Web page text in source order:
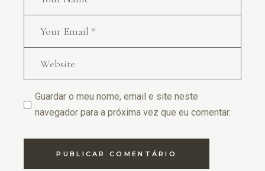
Guardar o meu nome, email e site neste
navegador para a próxima vez que eu comentar.
PUBLICAR COMENTÁRIO